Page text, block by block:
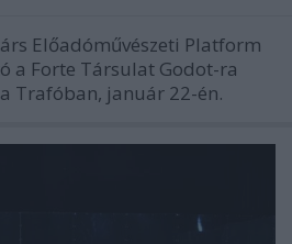
Előadóművészeti Platform
a Forte Társulat Godot-ra
Trafóban, január 22-én.